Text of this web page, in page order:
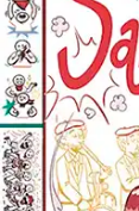
San
Programa